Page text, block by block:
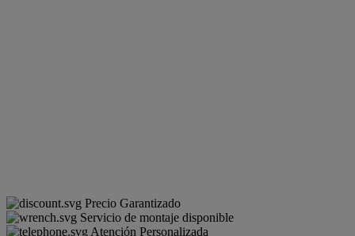
Precio Garantizado
Servicio de montaje disponible
Atención Personalizada